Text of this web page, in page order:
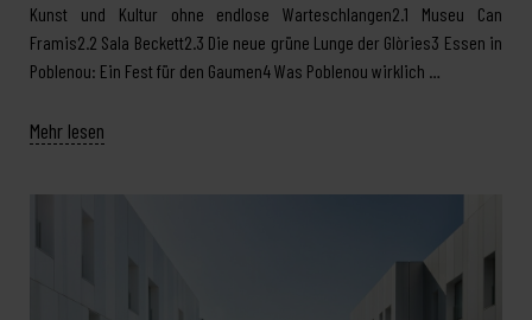
Kunst und Kultur ohne endlose Warteschlangen2.1 Museu Can
Framis2.2 Sala Beckett2.3 Die neue grüne Lunge der Glòries3 Essen in
Poblenou: Ein Fest für den Gaumen4 Was Poblenou wirklich …
Mehr lesen